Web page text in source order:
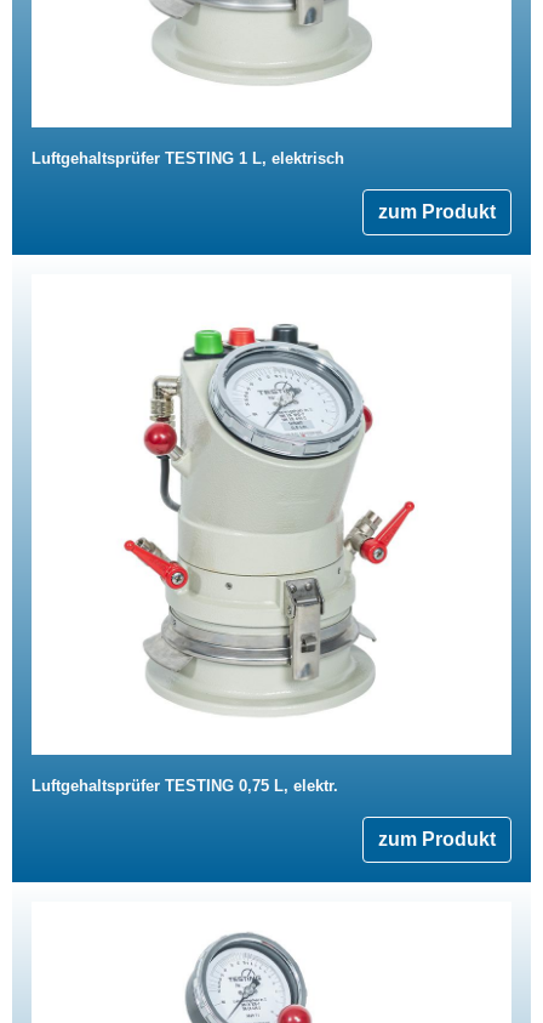
Luftgehaltsprüfer TESTING 1 L, elektrisch
zum Produkt
Luftgehaltsprüfer TESTING 0,75 L, elektr.
zum Produkt